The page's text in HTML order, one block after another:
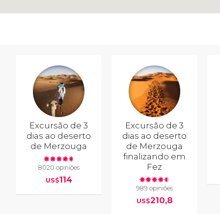
Excursão de 3
dias ao deserto
de Merzouga
8020 opiniões
US$114
Excursão de 3
dias ao deserto
de Merzouga
finalizando em
Fez
989 opiniões
US$210,8